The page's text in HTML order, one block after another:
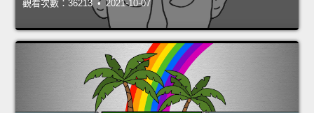
觀看次數：36213 • 2021-10-07